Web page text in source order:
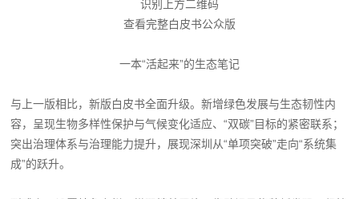
识别上方二维码
查看完整白皮书公众版
一本“活起来”的生态笔记
与上一版相比，新版白皮书全面升级。新增绿色发展与生态韧性内
容，呈现生物多样性保护与气候变化适应、“双碳”目标的紧密联系；
突出治理体系与治理能力提升，展现深圳从“单项突破”走向“系统集
成”的跃升。